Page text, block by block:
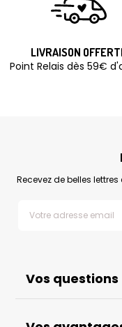
LIVRAISON
Point Relais dès 59€
Vos questions
Recevez de belles